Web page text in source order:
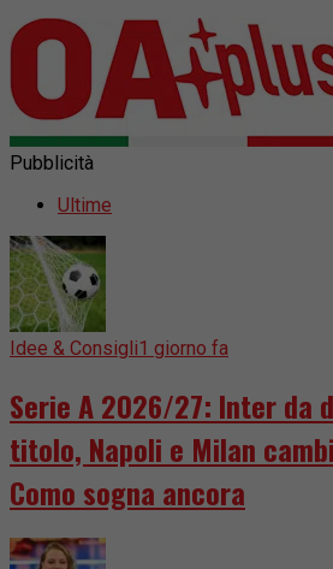
Pubblicità
Ultime
Idee & Consigli1 giorno fa
Serie A 2026/27: Inter da
titolo, Napoli e Milan
Como sogna ancora